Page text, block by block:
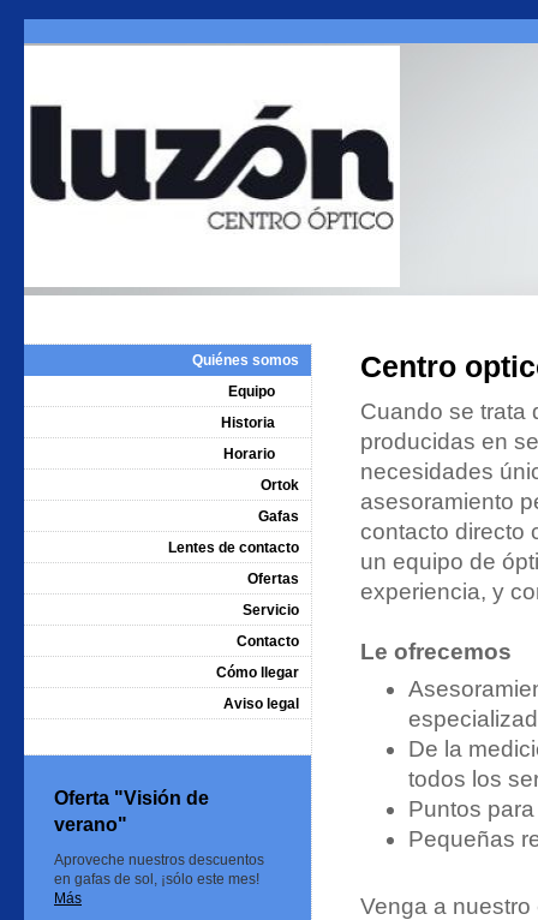
Centro
Cuando se trata
producidas en
necesidades
asesoramiento
contacto directo
un equipo de
experiencia, y
Le ofrecemos
De la
todos los
Puntos
Pequeñas
Venga a nuestro
Quiénes somos
Equipo
Historia
Horario
Ortok
Gafas
Lentes de contacto
Ofertas
Servicio
Contacto
Cómo llegar
Aviso legal
Oferta "Visión de
verano"
Aproveche nuestros descuentos
en gafas de sol, ¡sólo este mes!
Más